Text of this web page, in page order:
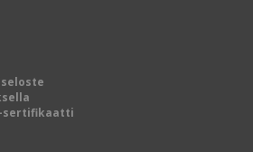
sertifikaatti